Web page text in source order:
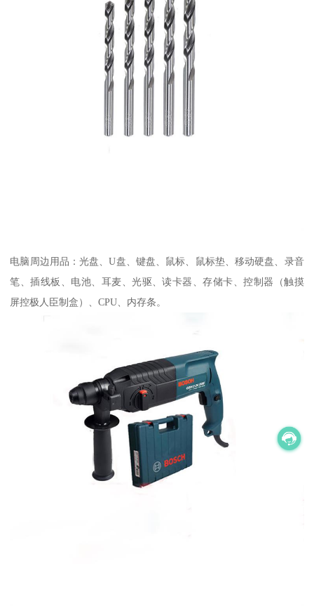
电脑周边用品：光盘、U盘、键盘、鼠标、鼠标垫、移动硬盘、录音
笔、插线板、电池、耳麦、光驱、读卡器、存储卡、控制器（触摸
屏控极人臣制盒）、CPU、内存条。